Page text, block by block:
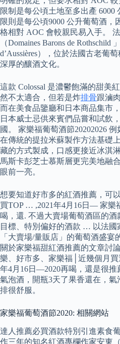
限制是每公頃土地至多出產 6000
限則是每公頃9000 公升葡萄酒，
格相對 AOC 會較親民易入手。
（Domaines Barons de Rothschild
d’Aussières），位於法國古老葡
深厚的釀酒文化。
這款 Colossal 是濃鬱飽滿的甜美
然不太適合，但若是炸排骨跟滷
而在美食品鑒廳和日本商品集市
日本威士忌供來賓們品嘗和試飲
國。 家樂福葡萄酒節20202026
在傳統的提拉米蘇製作方法基礎
藏的方式製成，口感更接近冰淇
馬斯卡彭芝士慕斯層更完美地融
眼前一亮。
想要知道好市多的紅酒推薦，可
買TOP … ,2021年4月16日— 家樂
喝，還. 不過大賣場葡萄酒區的
目標、特別偏好的酒款 … 以法國
「大賣場/量販店」的葡萄酒盛
關於家樂福甜紅酒推薦的文章討
樂、好市多、家樂福│近幾個月買
年4月16日—2020再喝，還是很
氣泡酒，開瓶3天了果香還在，​
排很舒服。
家樂福葡萄酒節2020: 相關網站
達人推薦必買酒款特別引進素食
作三年的知名紅酒專欄作家安東